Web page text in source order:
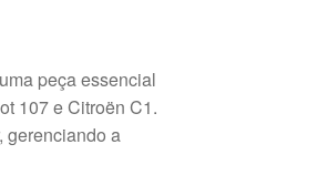
peça essencial
107 e Citroën C1.
gerenciando a